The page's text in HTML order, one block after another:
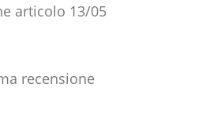
articolo 13/05
recensione